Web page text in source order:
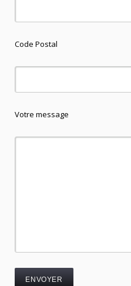
Code Postal
Votre message